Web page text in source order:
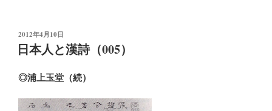
投
稿
日:
2012年4月10日
日本人と漢詩（005）
◎浦上玉堂（続）